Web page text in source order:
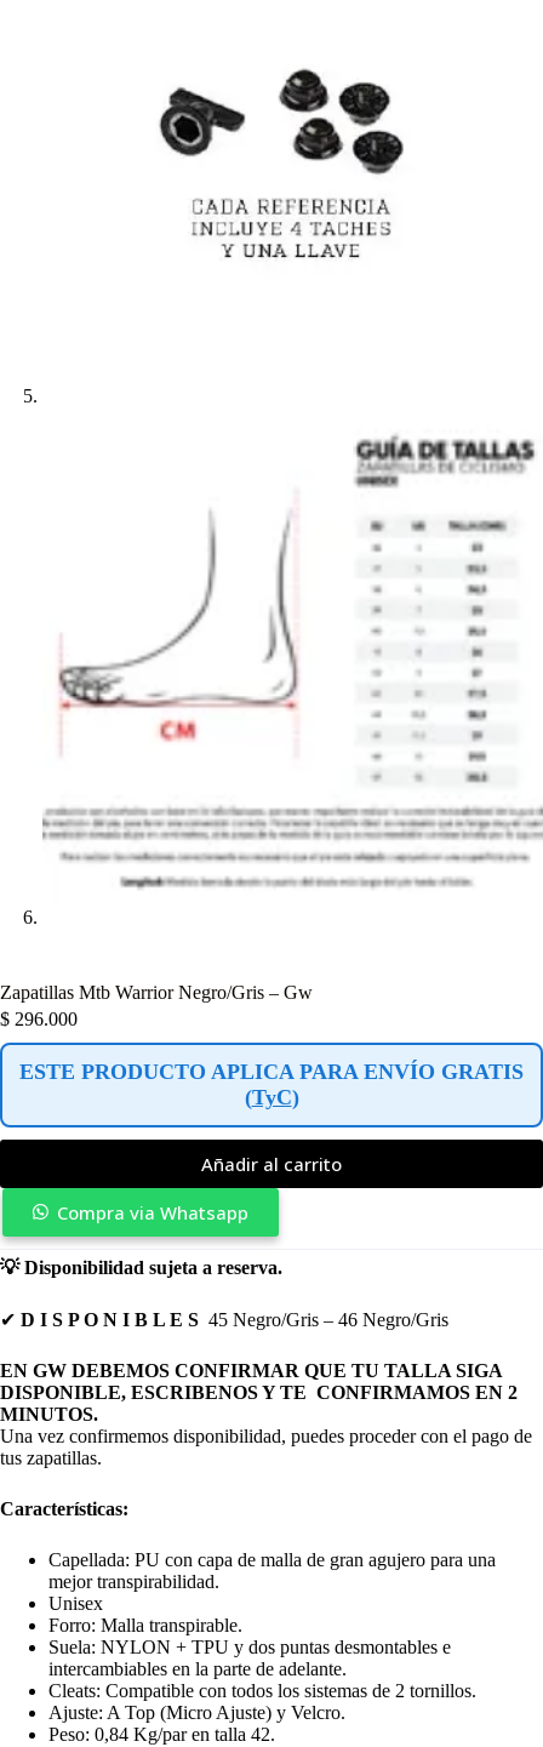
Zapatillas Mtb Warrior Negro/Gris – Gw
$ 296.000
ESTE PRODUCTO APLICA PARA ENVÍO GRATIS
(TyC)
Añadir al carrito
Compra via Whatsapp
💡Disponibilidad sujeta a reserva.
✔ D I S P O N I B L E S 45 Negro/Gris – 46 Negro/Gris
EN GW DEBEMOS CONFIRMAR QUE TU TALLA SIGA
DISPONIBLE, ESCRIBENOS Y TE CONFIRMAMOS EN 2
MINUTOS.
Una vez confirmemos disponibilidad, puedes proceder con el pago de
tus zapatillas.
Características:
Capellada: PU con capa de malla de gran agujero para una
mejor transpirabilidad.
Unisex
Forro: Malla transpirable.
Suela: NYLON + TPU y dos puntas desmontables e
intercambiables en la parte de adelante.
Cleats: Compatible con todos los sistemas de 2 tornillos.
Ajuste: A Top (Micro Ajuste) y Velcro.
Peso: 0,84 Kg/par en talla 42.